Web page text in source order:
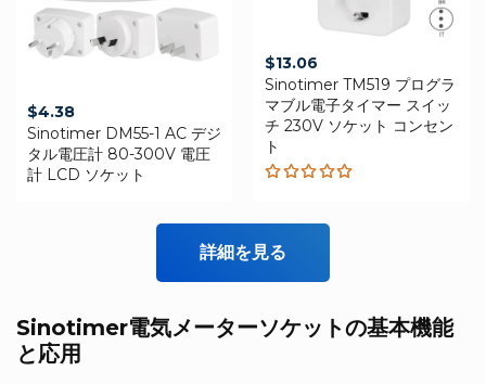
$4.38
Sinotimer DM55-1 AC デジ
タル電圧計 80-300V 電圧
計 LCD ソケット
$13.06
Sinotimer TM519 プログラ
マブル電子タイマー スイッ
チ 230V ソケット コンセン
ト
5.00out
詳細を見る
Sinotimer電気メーターソケットの基本機能
と応用